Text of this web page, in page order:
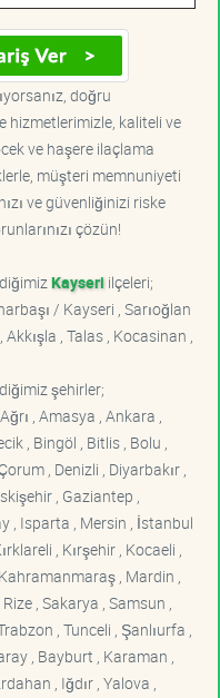
doğru
hizmetlerimizle, kaliteli ve
ve haşere ilaçlama
müşteri memnuniyeti
ve güvenliğinizi riske
çözün!
Kayseri ilçeleri;
/ Kayseri , Sarıoğlan
Akkışla , Talas , Kocasinan ,
şehirler;
, Amasya , Ankara ,
, Bingöl , Bitlis , Bolu ,
, Denizli , Diyarbakır ,
, Gaziantep ,
, Isparta , Mersin , İstanbul
, Kırşehir , Kocaeli ,
, Mardin ,
, Sakarya , Samsun ,
, Tunceli , Şanlıurfa ,
, Bayburt , Karaman ,
, Iğdır , Yalova ,